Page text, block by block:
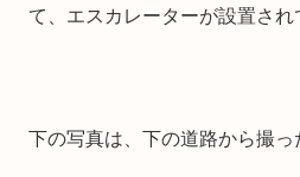
て、エスカレーターが設置され
下の写真は、下の道路から撮っ